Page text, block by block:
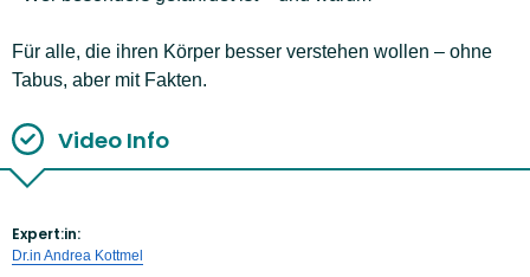
Für alle, die ihren Körper besser verstehen wollen – ohne
Tabus, aber mit Fakten.
Video Info
Expert:in:
Dr.in Andrea Kottmel